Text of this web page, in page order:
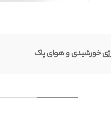
خورشیدی و هوای پاک